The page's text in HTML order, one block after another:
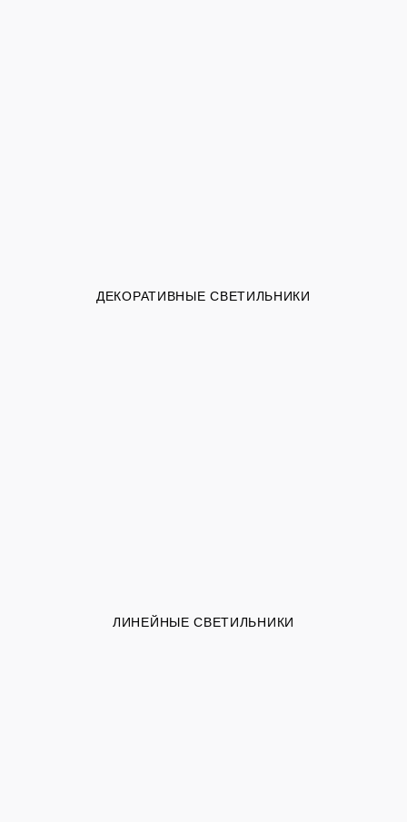
ДЕКОРАТИВНЫЕ СВЕТИЛЬНИКИ
ЛИНЕЙНЫЕ СВЕТИЛЬНИКИ